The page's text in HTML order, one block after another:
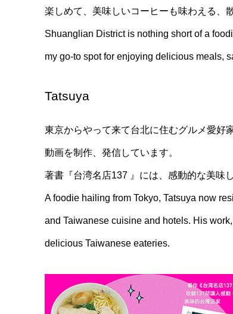
楽しめて、美味しいコーヒーも味わえる、
Shuanglian District is nothing short of a
my go-to spot for enjoying delicious meals,
Tatsuya
東京からやって来て台北に住むグルメ愛好
動画を制作、発信しています。
著書『台湾名店137 』には、感動的な美味
A foodie hailing from Tokyo, Tatsuya now
and Taiwanese cuisine and hotels. His
delicious Taiwanese eateries.